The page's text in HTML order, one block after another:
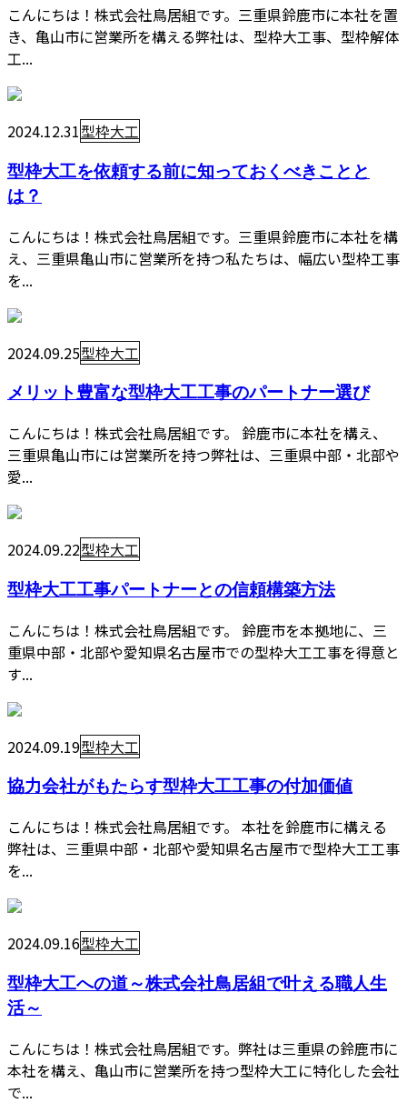
こんにちは！株式会社鳥居組です。三重県鈴鹿市に本社を置
き、亀山市に営業所を構える弊社は、型枠大工事、型枠解体
工...
2024.12.31型枠大工
型枠大工を依頼する前に知っておくべきことと
は？
こんにちは！株式会社鳥居組です。三重県鈴鹿市に本社を構
え、三重県亀山市に営業所を持つ私たちは、幅広い型枠工事
を...
2024.09.25型枠大工
メリット豊富な型枠大工工事のパートナー選び
こんにちは！株式会社鳥居組です。 鈴鹿市に本社を構え、
三重県亀山市には営業所を持つ弊社は、三重県中部・北部や
愛...
2024.09.22型枠大工
型枠大工工事パートナーとの信頼構築方法
こんにちは！株式会社鳥居組です。 鈴鹿市を本拠地に、三
重県中部・北部や愛知県名古屋市での型枠大工工事を得意と
す...
2024.09.19型枠大工
協力会社がもたらす型枠大工工事の付加価値
こんにちは！株式会社鳥居組です。 本社を鈴鹿市に構える
弊社は、三重県中部・北部や愛知県名古屋市で型枠大工工事
を...
2024.09.16型枠大工
型枠大工への道～株式会社鳥居組で叶える職人生
活～
こんにちは！株式会社鳥居組です。弊社は三重県の鈴鹿市に
本社を構え、亀山市に営業所を持つ型枠大工に特化した会社
で...